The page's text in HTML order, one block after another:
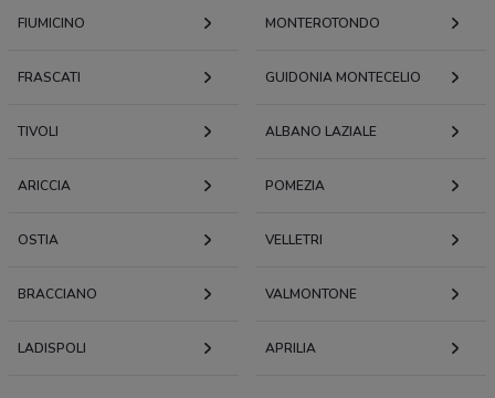
FIUMICINO MONTEROTONDO
FRASCATI GUIDONIA MONTECELIO
TIVOLI ALBANO LAZIALE
ARICCIA POMEZIA
OSTIA VELLETRI
BRACCIANO VALMONTONE
LADISPOLI APRILIA